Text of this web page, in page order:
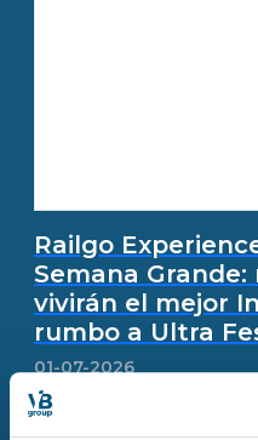
Railgo
Semana Grande:
vivirán el mejor
rumbo a Ultra
01-07-2026